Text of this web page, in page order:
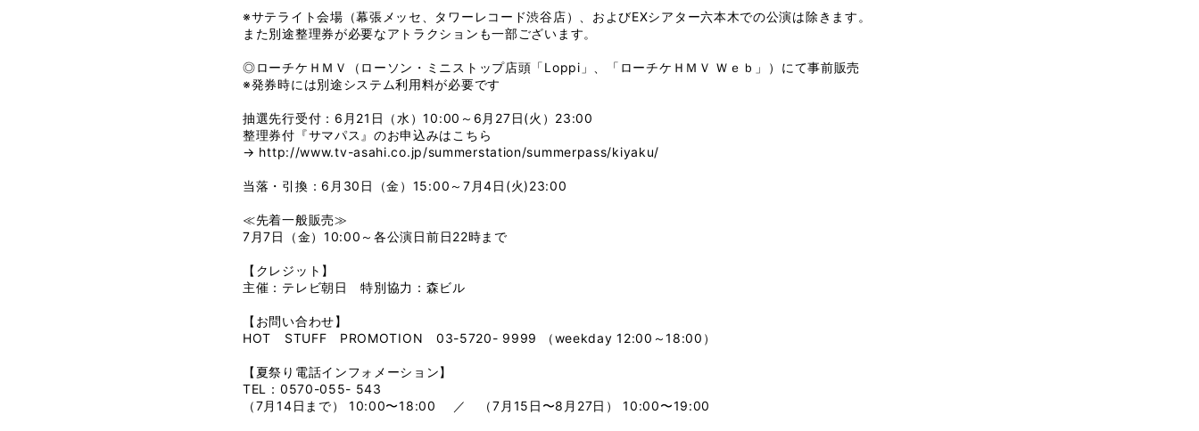
※サテライト会場（幕張メッセ、タワーレコード渋谷店）、およびEXシアター六本木での公演は除きます。
また別途整理券が必要なアトラクションも一部ございます。
◎ローチケＨＭＶ（ローソン・ミニストップ店頭「Loppi」、「ローチケＨＭＶ Ｗｅｂ」）にて事前販売
※発券時には別途システム利用料が必要です
抽選先行受付：6月21日（水）10:00～6月27日(火）23:00
整理券付『サマパス』のお申込みはこちら
→ http://www.tv-asahi.co.jp/summerstation/summerpass/kiyaku/
当落・引換：6月30日（金）15:00～7月4日(火)23:00
≪先着一般販売≫
7月7日（金）10:00～各公演日前日22時まで
【クレジット】
主催：テレビ朝日 特別協力：森ビル
【お問い合わせ】
HOT STUFF PROMOTION 03-5720- 9999 （weekday 12:00～18:00）
【夏祭り電話インフォメーション】
TEL：0570-055- 543
（7月14日まで） 10:00〜18:00 ／ （7月15日〜8月27日） 10:00〜19:00